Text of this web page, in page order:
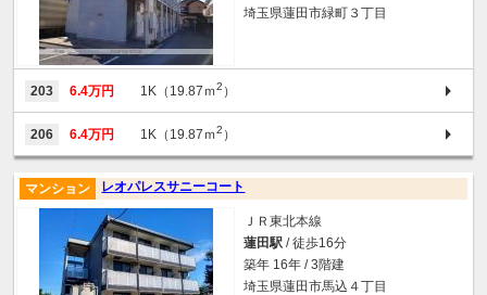
埼玉県蓮田市緑町３丁目
203 6.4万円 1K（19.87ｍ2 ）
206 6.4万円 1K（19.87ｍ2 ）
レオパレスサニーコート
マンション
ＪＲ東北本線
蓮田駅 / 徒歩16分
築年 16年 / 3階建
埼玉県蓮田市馬込４丁目